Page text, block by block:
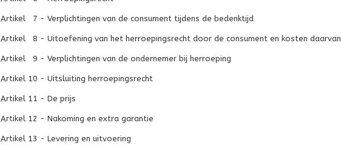
Artikel 7 - Verplichtingen van de consument tijdens de bedenktijd
Artikel 8 - Uitoefening van het herroepingsrecht door de consument en kosten daarvan
Artikel 9 - Verplichtingen van de ondernemer bij herroeping
Artikel 10 - Uitsluiting herroepingsrecht
Artikel 11 - De prijs
Artikel 12 - Nakoming en extra garantie
Artikel 13 - Levering en uitvoering